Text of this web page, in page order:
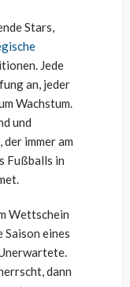
Stars,
Jede
an, jeder
Wachstum.
und
immer am
Fußballs in
Wettschein
Saison eines
dann